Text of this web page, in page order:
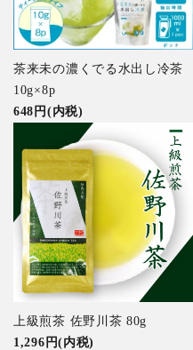
茶来未の濃くでる水出し冷茶
10g×8p
648円(内税)
上級煎茶 佐野川茶 80g
1,296円(内税)